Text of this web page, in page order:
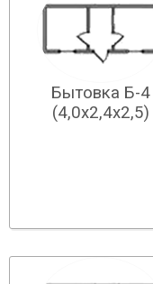
Бытовка Б-4
(4,0х2,4х2,5)